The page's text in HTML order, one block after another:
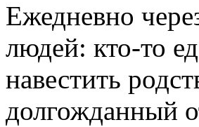
Ежедневно
людей: кто-то
навестить
долгожданный